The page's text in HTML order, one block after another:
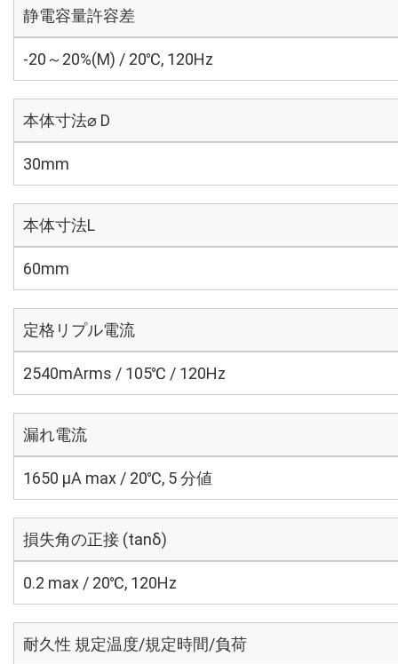
静電容量許容差
-20～20%(M) / 20℃, 120Hz
本体寸法⌀ D
30mm
本体寸法L
60mm
定格リプル電流
2540mArms / 105℃ / 120Hz
漏れ電流
1650 μA max / 20℃, 5 分値
損失角の正接 (tanδ)
0.2 max / 20℃, 120Hz
耐久性 規定温度/規定時間/負荷